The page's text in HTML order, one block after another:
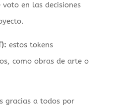
en las decisiones
estos tokens
como obras de arte o
gracias a todos por